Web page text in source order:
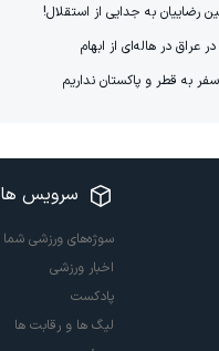
رضاییان به جدایی از استقلال!
عراق در هاله‌ای از ابهام
سفر به قطر و پاکستان نداریم
سرویس ها
سوژه‌های ورزشی شما
اخبار ورزشی
پادکست
لیگ ها و رقابت ها